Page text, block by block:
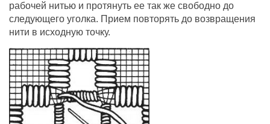
рабочей нитью и протянуть ее так же свободно до
следующего уголка. Прием повторять до возвращения
нити в исходную точку.